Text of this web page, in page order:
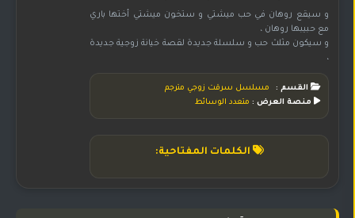
و سيقع روهان في حب ميشتي و ستخون ميشتي أختها باري
مع حبيبها روهان ،
و سيكون مثلث حب و سلسلة جديدة لقصة خيانة زوجية جديدة
،
القسم :
مسلسل سرقت زوجي مترجم
منصة العرض : متعدد الوسائط
الكلمات المفتاحية: